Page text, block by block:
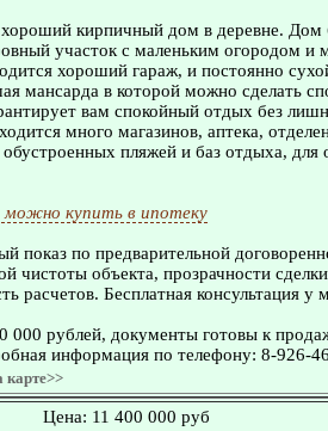
кирпичный дом в деревне. Дом
участок с маленьким огородом и
хороший гараж, и постоянно
мансарда в которой можно сделать
вам спокойный отдых без
много магазинов, аптека,
пляжей и баз отдыха,
купить в ипотеку
показ по предварительной
чистоты объекта, прозрачности
расчетов. Бесплатная консультация
000 рублей, документы готовы к
информация по телефону: 8-926-
карте>>
Цена: 11 400 000 руб